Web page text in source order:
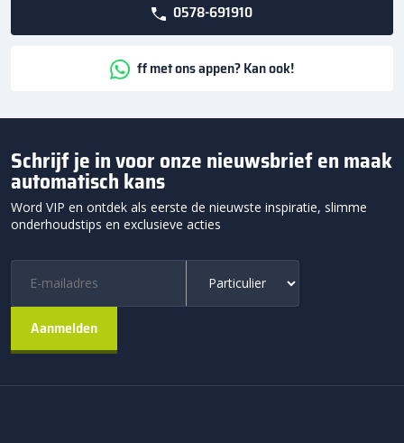
0578-691910
ff met ons appen? Kan ook!
Schrijf je in voor onze nieuwsbrief en maak
automatisch kans
Word VIP en ontdek als eerste de nieuwste inspiratie, slimme
onderhoudstips en exclusieve acties